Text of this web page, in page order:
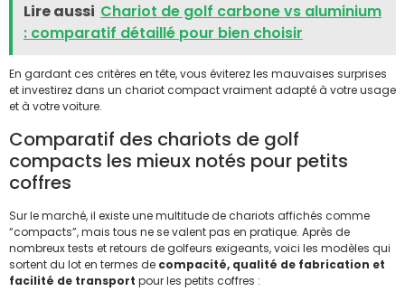
Lire aussi Chariot de golf carbone vs aluminium
: comparatif détaillé pour bien choisir
En gardant ces critères en tête, vous éviterez les mauvaises surprises
et investirez dans un chariot compact vraiment adapté à votre usage
et à votre voiture.
Comparatif des chariots de golf
compacts les mieux notés pour petits
coffres
Sur le marché, il existe une multitude de chariots affichés comme
“compacts”, mais tous ne se valent pas en pratique. Après de
nombreux tests et retours de golfeurs exigeants, voici les modèles qui
sortent du lot en termes de compacité, qualité de fabrication et
facilité de transport pour les petits coffres :